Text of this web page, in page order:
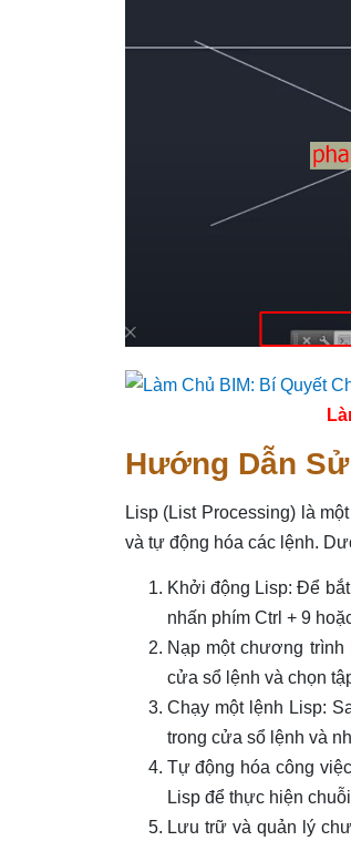
Hướng Dẫn
Lisp (List Processing) là
và tự động hóa các lệnh.
Khởi động Lisp: Để
nhấn phím Ctrl + 9
Nạp một chương
cửa sổ lệnh và chọn
Chạy một lệnh Lisp:
trong cửa sổ lệnh và
Tự động hóa công
Lisp để thực hiện
Lưu trữ và quản lý